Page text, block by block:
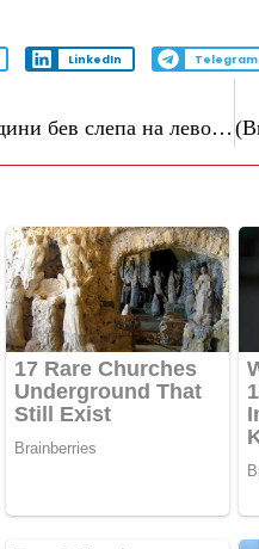
LinkedIn Telegram
Ен Хатавеј: Десет години бев слепа на левото око